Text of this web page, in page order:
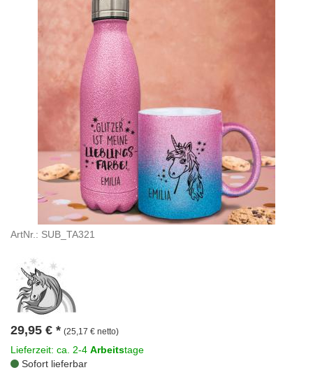
ArtNr.: SUB_TA321
29,95 € * (25,17 € netto)
Lieferzeit: ca. 2-4 Arbeitstage
Sofort lieferbar